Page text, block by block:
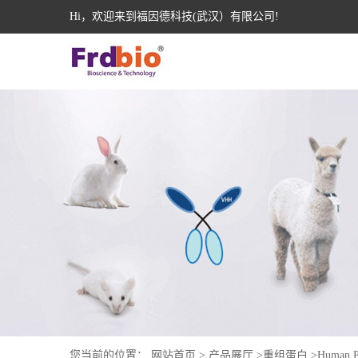
Hi，欢迎来到福因德科技(武汉）有限公司!
您当前的位置： 网站首页 > 产品展厅 >重组蛋白 >Human